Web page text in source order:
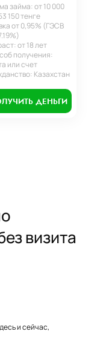
займа: от 10 000
150 тенге
от 0,95% (ГЭСВ
от 18 лет
получения:
или счет
Казахстан
ДЕНЬГИ
визита
и сейчас,